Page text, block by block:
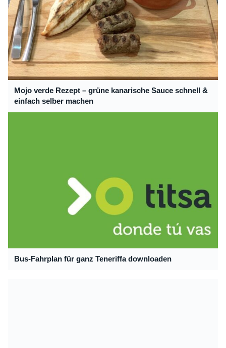
Mojo verde Rezept – grüne kanarische Sauce schnell &
einfach selber machen
Bus-Fahrplan für ganz Teneriffa downloaden